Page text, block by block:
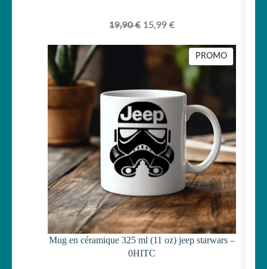
19,90€ Le
initial
était :
15,99 €Le
actuel
est :
15,99 €.
PROMOPRODUIT
Mug en céramique 325 ml (11 oz) jeep starwars –
0HITC